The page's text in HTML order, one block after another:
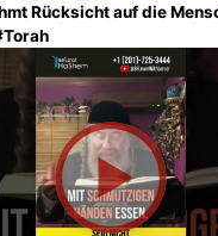
Rücksicht auf die